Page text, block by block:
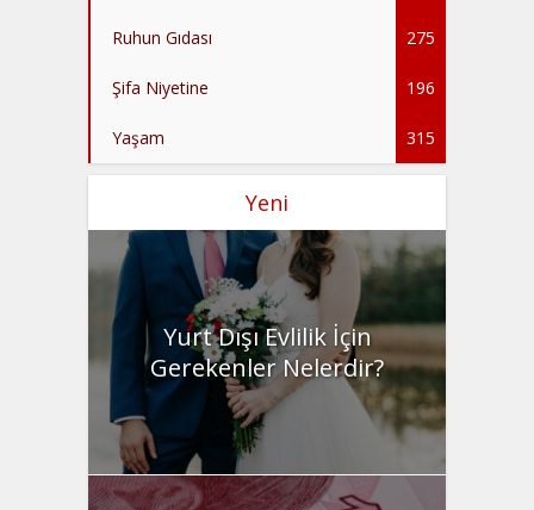
Ruhun Gıdası 275
Şifa Niyetine 196
Yaşam 315
Yeni
Yurt Dışı Evlilik İçin
Gerekenler Nelerdir?